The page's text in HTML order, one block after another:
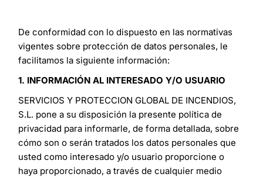
De conformidad con lo dispuesto en las normativas
vigentes sobre protección de datos personales, le
facilitamos la siguiente información:
1. INFORMACIÓN AL INTERESADO Y/O USUARIO
SERVICIOS Y PROTECCION GLOBAL DE INCENDIOS,
S.L. pone a su disposición la presente política de
privacidad para informarle, de forma detallada, sobre
cómo son o serán tratados los datos personales que
usted como interesado y/o usuario proporcione o
haya proporcionado, a través de cualquier medio